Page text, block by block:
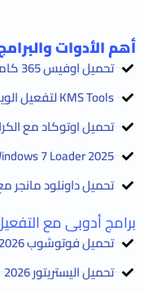
أهم الأدوات
تحميل اوفيس 365 كامل مجانا
KMS Tools لتفعيل الويندوز والأوفيس
تحميل اوتوكاد مع الكراك
2025 Windows 7 Loader
تحميل داونلود مانجر
برامج أدوبى مع
تحميل فوتوشوب 2026
تحميل اليستريتور 2026